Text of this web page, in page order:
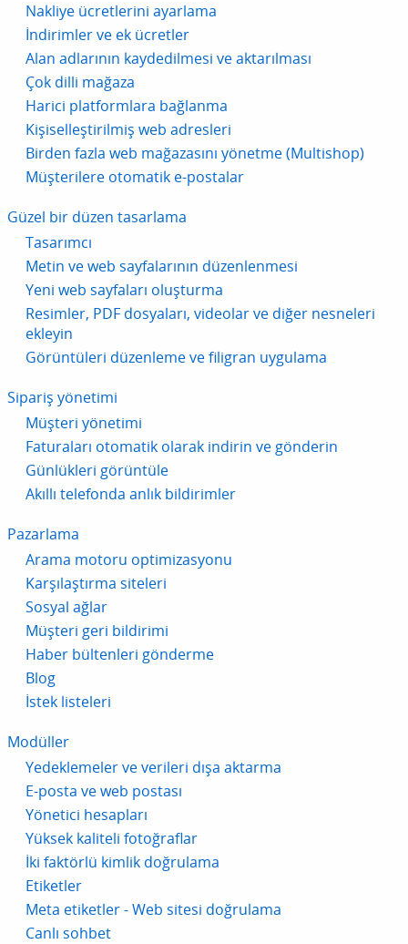
Nakliye ücretlerini ayarlama
İndirimler ve ek ücretler
Alan adlarının kaydedilmesi ve aktarılması
Çok dilli mağaza
Harici platformlara bağlanma
Kişiselleştirilmiş web adresleri
Birden fazla web mağazasını yönetme (Multishop)
Müşterilere otomatik e-postalar
Güzel bir düzen tasarlama
Tasarımcı
Metin ve web sayfalarının düzenlenmesi
Yeni web sayfaları oluşturma
Resimler, PDF dosyaları, videolar ve diğer nesneleri
ekleyin
Görüntüleri düzenleme ve filigran uygulama
Sipariş yönetimi
Müşteri yönetimi
Faturaları otomatik olarak indirin ve gönderin
Günlükleri görüntüle
Akıllı telefonda anlık bildirimler
Pazarlama
Arama motoru optimizasyonu
Karşılaştırma siteleri
Sosyal ağlar
Müşteri geri bildirimi
Haber bültenleri gönderme
Blog
İstek listeleri
Modüller
Yedeklemeler ve verileri dışa aktarma
E-posta ve web postası
Yönetici hesapları
Yüksek kaliteli fotoğraflar
İki faktörlü kimlik doğrulama
Etiketler
Meta etiketler - Web sitesi doğrulama
Canlı sohbet